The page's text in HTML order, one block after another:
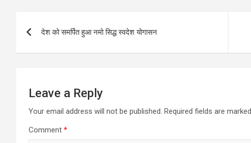
navigation
देश को समर्पित हुआ नमो सिद्ध स्वदेश योगासन
Leave a Reply
Your email address will not be published. Required fields are marked
Comment *